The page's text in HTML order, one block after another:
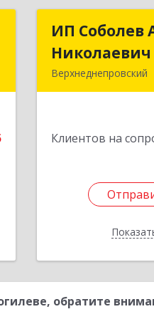
ИП Соболев
Николаевич
Верхнеднепровский
Клиентов на
ИП
обратите